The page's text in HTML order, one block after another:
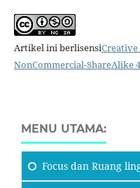
Artikel ini berlisensi
NonCommercial-ShareAlike
MENU UTAMA:
Focus dan Ruang